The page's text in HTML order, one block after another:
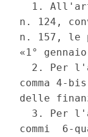
1.
n. 124,
n. 157, le
«1°
2. Per
comma 4-
delle
3. Per
commi  6-